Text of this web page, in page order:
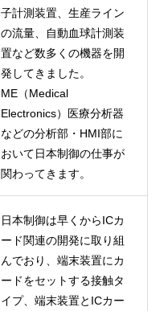
子計測装置、生産ライン
の流量、自動血球計測装
置など数多くの機器を開
発してきました。
ME（Medical
Electronics）医療分析器
などの分析部・HMI部に
おいて日本制御の仕事が
関わってきます。
日本制御は早くからICカ
ード関連の開発に取り組
んでおり、端末装置にカ
ードをセットする接触タ
イプ、端末装置とICカー